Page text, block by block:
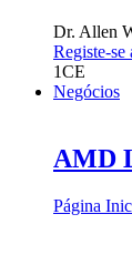
Dr. Allen
Registe-se
1CE
Negócios
AMD
Página